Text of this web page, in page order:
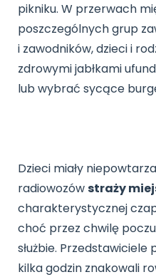
pikniku. W przerwach
poszczególnych grup
i zawodników, dzieci i
zdrowymi jabłkami
lub wybrać sycące
Dzieci miały
radiowozówstraży
charakterystycznej
choć przez chwilę
służbie. Przedstawiciele
kilka godzin znakowali